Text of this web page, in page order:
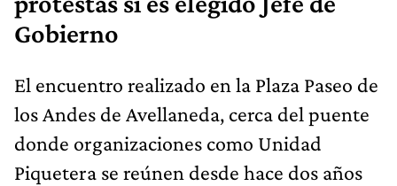
Gobierno
El encuentro realizado en la Plaza Paseo de
los Andes de Avellaneda, cerca del puente
donde organizaciones como Unidad
Piquetera se reúnen desde hace dos años